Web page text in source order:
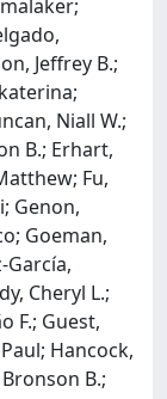
Jeffrey B.;
Niall W.;
B.; Erhart,
Fu,
Genon,
Goeman,
García,
Cheryl L.;
F.; Guest,
Hancock,
B.;